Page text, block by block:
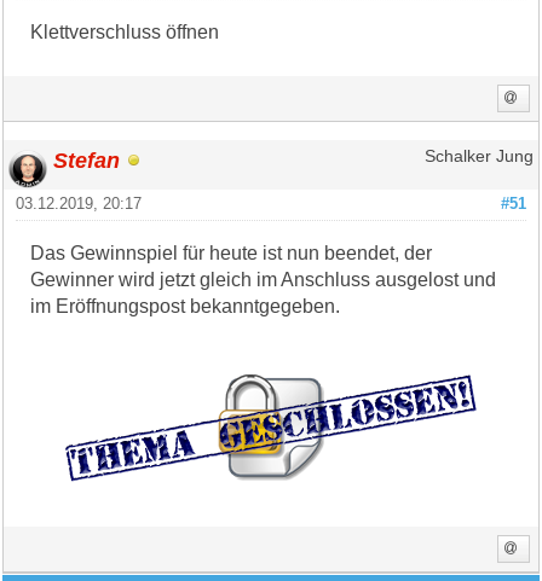
Klettverschluss öffnen
Stefan Schalker Jung
#51
03.12.2019, 20:17
Das Gewinnspiel für heute ist nun beendet, der
Gewinner wird jetzt gleich im Anschluss ausgelost und
im Eröffnungspost bekanntgegeben.